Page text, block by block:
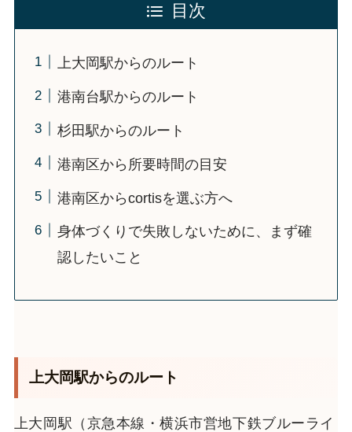
目次
上大岡駅からのルート
港南台駅からのルート
杉田駅からのルート
港南区から所要時間の目安
港南区からcortisを選ぶ方へ
身体づくりで失敗しないために、まず確
認したいこと
上大岡駅からのルート
上大岡駅（京急本線・横浜市営地下鉄ブルーライ